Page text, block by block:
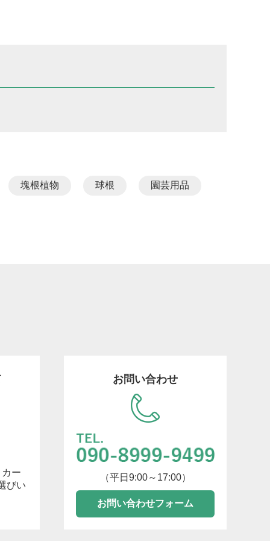
塊根植物 球根 園芸用品
ー
びい
お問い合わせ
（平日9:00～17:00）
お問い合わせフォーム